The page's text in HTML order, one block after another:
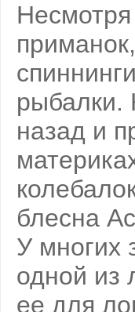
рыбалки.
назад и
блесна
У многих
одной из
ее для